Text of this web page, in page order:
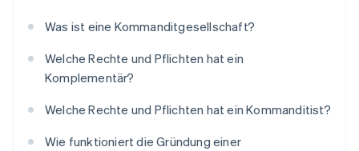
Was ist eine Kommanditgesellschaft?
Welche Rechte und Pflichten hat ein
Komplementär?
Welche Rechte und Pflichten hat ein Kommanditist?
Wie funktioniert die Gründung einer